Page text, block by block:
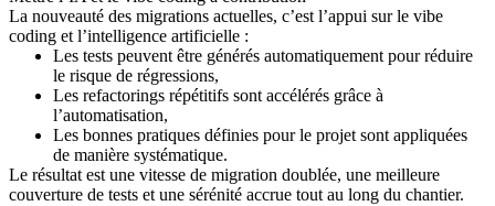
La nouveauté des migrations actuelles, c’est l’appui sur le vibe
coding et l’intelligence artificielle :
Les tests peuvent être générés automatiquement pour réduire
le risque de régressions,
Les refactorings répétitifs sont accélérés grâce à
l’automatisation,
Les bonnes pratiques définies pour le projet sont appliquées
de manière systématique.
Le résultat est une vitesse de migration doublée, une meilleure
couverture de tests et une sérénité accrue tout au long du chantier.